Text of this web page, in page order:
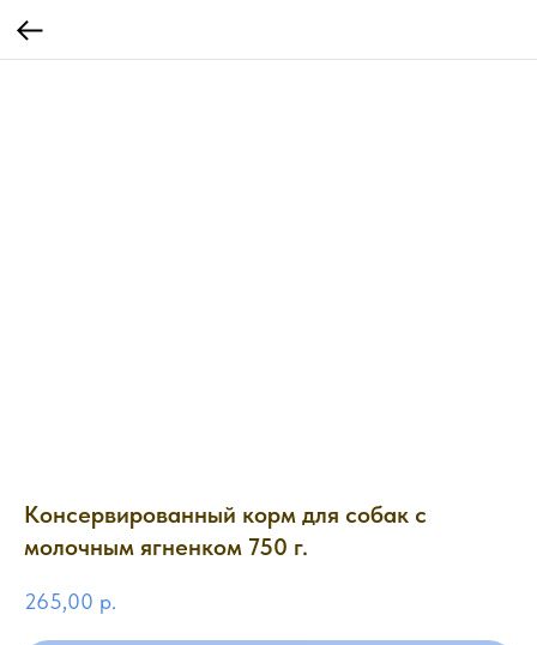
Консервированный корм для собак с
молочным ягненком 750 г.
265,00 р.